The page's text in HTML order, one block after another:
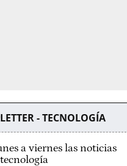
- TECNOLOGÍA
a viernes las noticias